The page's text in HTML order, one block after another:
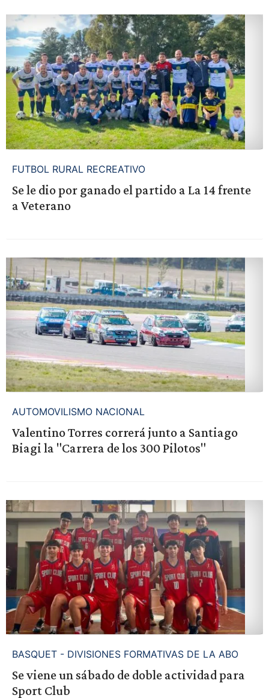
FUTBOL RURAL RECREATIVO
Se le dio por ganado el partido a La 14 frente
a Veterano
AUTOMOVILISMO NACIONAL
Valentino Torres correrá junto a Santiago
Biagi la "Carrera de los 300 Pilotos"
BASQUET - DIVISIONES FORMATIVAS DE LA ABO
Se viene un sábado de doble actividad para
Sport Club